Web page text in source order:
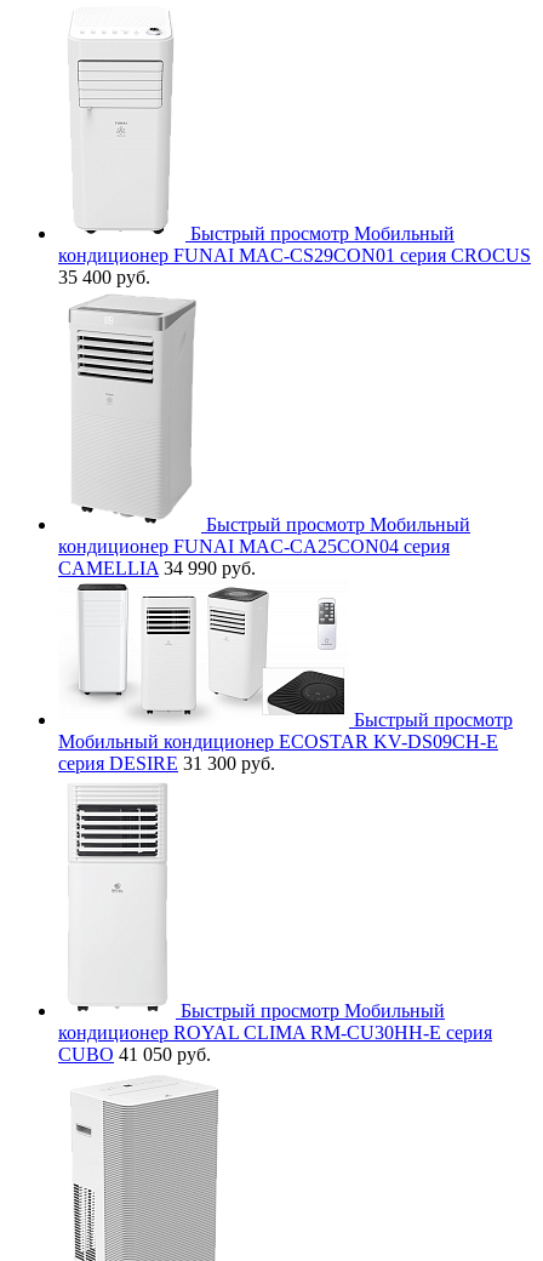
Быстрый просмотр Мобильный
кондиционер FUNAI MAC-CS29CON01 серия CROCUS
35 400 руб.
Быстрый просмотр Мобильный
кондиционер FUNAI MAC-CA25CON04 серия
CAMELLIA 34 990 руб.
Быстрый просмотр
Мобильный кондиционер ECOSTAR KV-DS09CH-E
серия DESIRE 31 300 руб.
Быстрый просмотр Мобильный
кондиционер ROYAL CLIMA RM-CU30HH-E серия
CUBO 41 050 руб.